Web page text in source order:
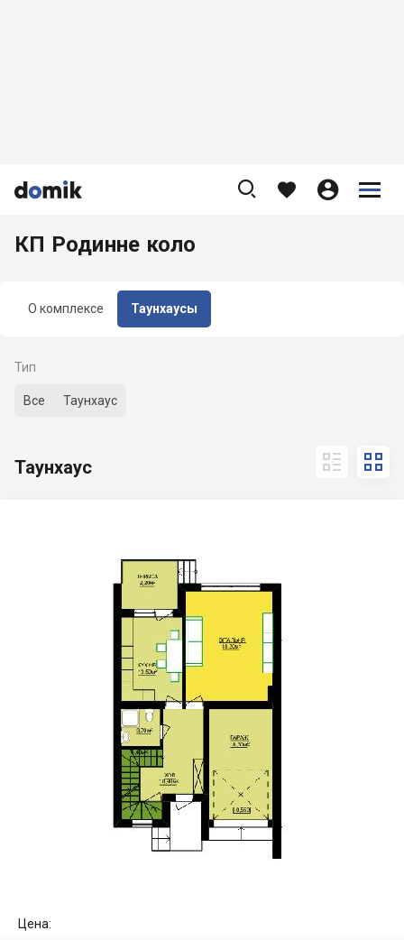


    


О комплексе Таунхаусы
КП Родинне коло
Тип
Все Таунхаус
Таунхаус  
Цена: